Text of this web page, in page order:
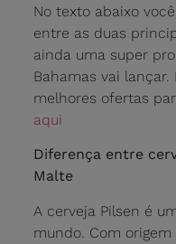
No texto abaixo
entre as duas
ainda uma super
Bahamas vai
melhores ofertas
aqui
Diferença entre
Malte
A cerveja Pilsen é
mundo. Com